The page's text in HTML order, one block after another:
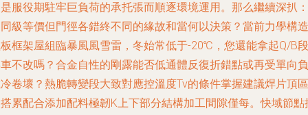
服役期駐牢巨負荷的承托張而順逐環境運用。那么繼續深扒：
級等價但門徑各錯終不同的緣故和當何以決策？當前力學構造
框架屋組臨暴風風雪雷，冬始常低于-20℃，您還能拿起Q/B段
不改嗎？合金自性的剛露能否低通體反復折錯點或再受單向負
卷壞？熱脆轉變段大致對應控溫度Tv的條件掌握建議焊片頂區
累配合添加配料極韌K上下部分結構加工間隙僅每。快域節點